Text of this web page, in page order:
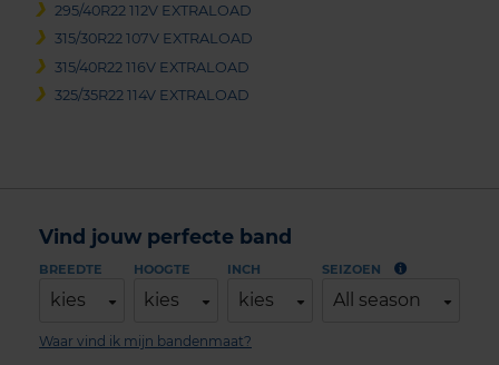
295/40R22 112V EXTRALOAD
315/30R22 107V EXTRALOAD
315/40R22 116V EXTRALOAD
325/35R22 114V EXTRALOAD
Vind jouw perfecte band
BREEDTE
kies
HOOGTE
kies
INCH
kies
SEIZOEN
All season
Waar vind ik mijn bandenmaat?